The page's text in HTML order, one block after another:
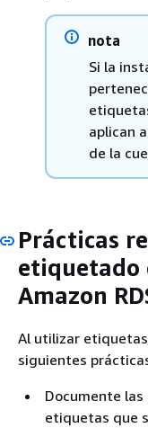
nota
Si la
aplican
de la
Prácticas
etiquetado
Amazon
Al utilizar
siguientes
Documente las
etiquetas que